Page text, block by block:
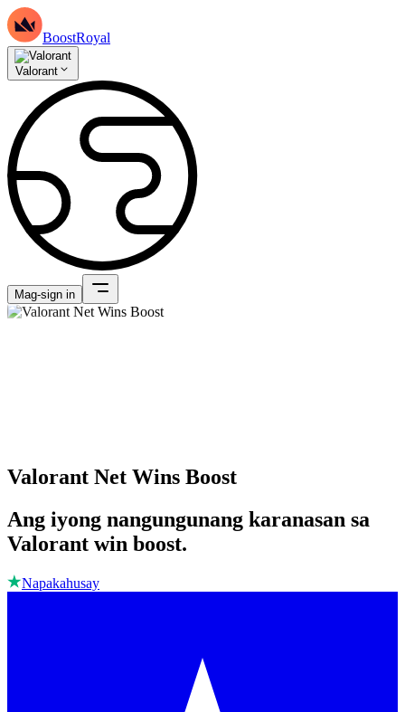
BoostRoyal
Valorant
Mag-sign in
Valorant Net Wins Boost
Ang iyong nangungunang karanasan sa
Valorant win boost.
Napakahusay